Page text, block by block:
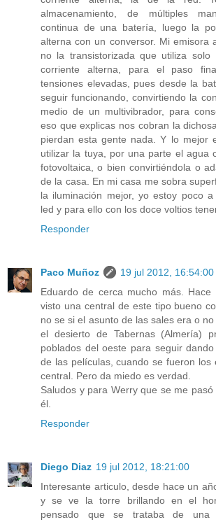
almacenamiento, de múltiples
continua de una batería, luego la
alterna con un conversor. Mi emisora
no la transistorizada que utiliza solo
corriente alterna, para el paso
tensiones elevadas, pues desde la
seguir funcionando, convirtiendo la
medio de un multivibrador, para
eso que explicas nos cobran la
pierdan esta gente nada. Y lo mejor
utilizar la tuya, por una parte el agua
fotovoltaica, o bien convirtiéndola o
de la casa. En mi casa me sobra
la iluminación mejor, yo estoy poco
led y para ello con los doce voltios
Responder
Paco Muñoz
19 jul 2012, 16:54:00
Eduardo de cerca mucho más. Hace
visto una central de este tipo bueno
no se si el asunto de las sales era o
el desierto de Tabernas (Almería)
poblados del oeste para seguir
de las películas, cuando se fueron los
central. Pero da miedo es verdad.
Saludos y para Werry que se me
él.
Responder
Diego Diaz 19 jul 2012, 18:21:00
Interesante articulo, desde hace un
y se ve la torre brillando en el
pensado que se trataba de una